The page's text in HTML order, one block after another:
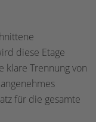
diese Etage
klare Trennung von
für die gesamte